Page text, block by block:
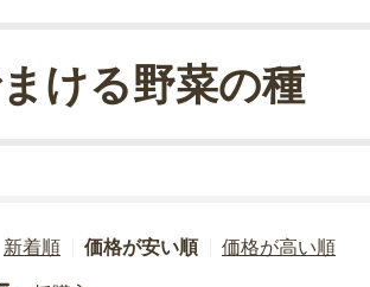
ける野菜の種
新着順 価格が安い順 価格が高い順